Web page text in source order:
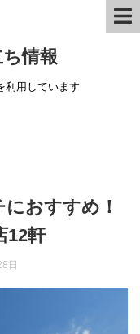
情報
利用しています
おすすめ！
12軒
日